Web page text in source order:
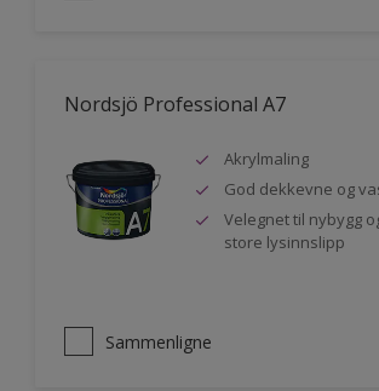
Nordsjö Professional A7
Akrylmaling
God dekkevne og
Velegnet til nybygg
store lysinnslipp
Sammenligne